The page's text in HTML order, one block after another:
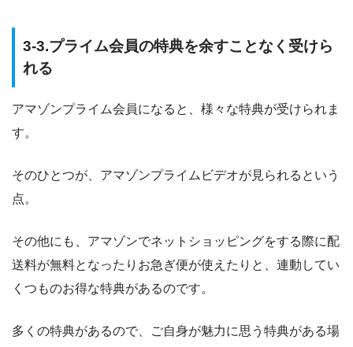
3-3.プライム会員の特典を余すことなく受けら
れる
アマゾンプライム会員になると、様々な特典が受けられま
す。
そのひとつが、アマゾンプライムビデオが見られるという
点。
その他にも、アマゾンでネットショッピングをする際に配
送料が無料となったりお急ぎ便が使えたりと、連動してい
くつものお得な特典があるのです。
多くの特典があるので、ご自身が魅力に思う特典がある場